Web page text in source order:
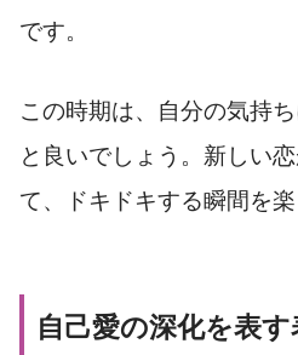
です。
この時期は、自分の気持
と良いでしょう。新しい
て、ドキドキする瞬間を楽
自己愛の深化を表す